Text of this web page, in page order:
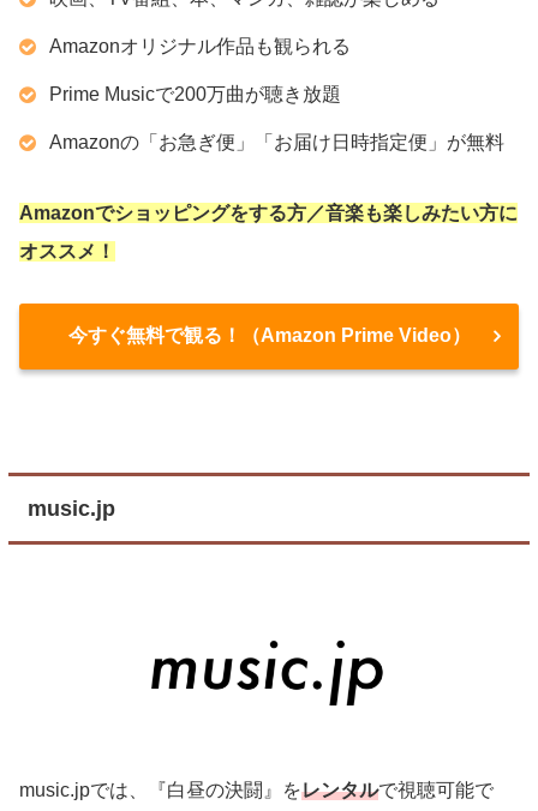
Amazonオリジナル作品も観られる
Prime Musicで200万曲が聴き放題
Amazonの「お急ぎ便」「お届け日時指定便」が無料
Amazonでショッピングをする方／音楽も楽しみたい方に
オススメ！
今すぐ無料で観る！（Amazon Prime Video）
music.jp
music.jpでは、『白昼の決闘』をレンタルで視聴可能で